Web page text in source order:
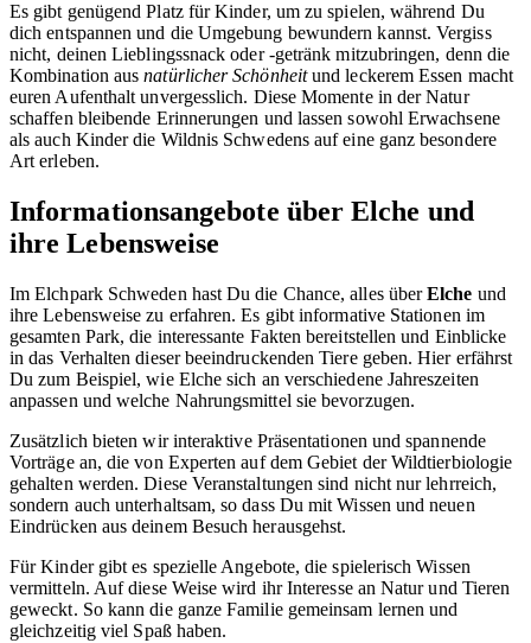
Es gibt genügend Platz für Kinder, um zu spielen, während Du
dich entspannen und die Umgebung bewundern kannst. Vergiss
nicht, deinen Lieblingssnack oder -getränk mitzubringen, denn die
Kombination ausnatürlicher Schönheitund leckerem Essen macht
euren Aufenthalt unvergesslich. Diese Momente in der Natur
schaffen bleibende Erinnerungen und lassen sowohl Erwachsene
als auch Kinder die Wildnis Schwedens auf eine ganz besondere
Art erleben.
Informationsangebote über Elche und
ihre Lebensweise
Im Elchpark Schweden hast Du die Chance, alles überElche und
ihre Lebensweise zu erfahren. Es gibt informative Stationen im
gesamten Park, die interessante Fakten bereitstellen und Einblicke
in das Verhalten dieser beeindruckenden Tiere geben. Hier erfährst
Du zum Beispiel, wie Elche sich an verschiedene Jahreszeiten
anpassen und welche Nahrungsmittel sie bevorzugen.
Zusätzlich bieten wir interaktive Präsentationen und spannende
Vorträge an, die von Experten auf dem Gebiet der Wildtierbiologie
gehalten werden. Diese Veranstaltungen sind nicht nur lehrreich,
sondern auch unterhaltsam, so dass Du mit Wissen und neuen
Eindrücken aus deinem Besuch herausgehst.
Für Kinder gibt es spezielle Angebote, die spielerisch Wissen
vermitteln. Auf diese Weise wird ihr Interesse an Natur und Tieren
geweckt. So kann die ganze Familie gemeinsam lernen und
gleichzeitig viel Spaß haben.